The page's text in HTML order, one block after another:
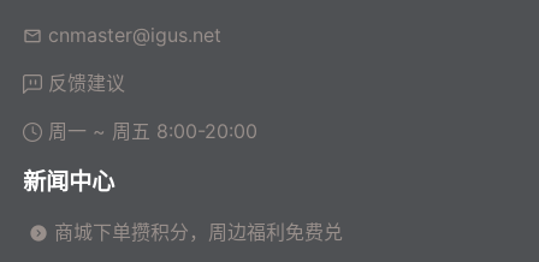
cnmaster@igus.net
反馈建议
周一 ~ 周五 8:00-20:00
新闻中心
商城下单攒积分，周边福利免费兑